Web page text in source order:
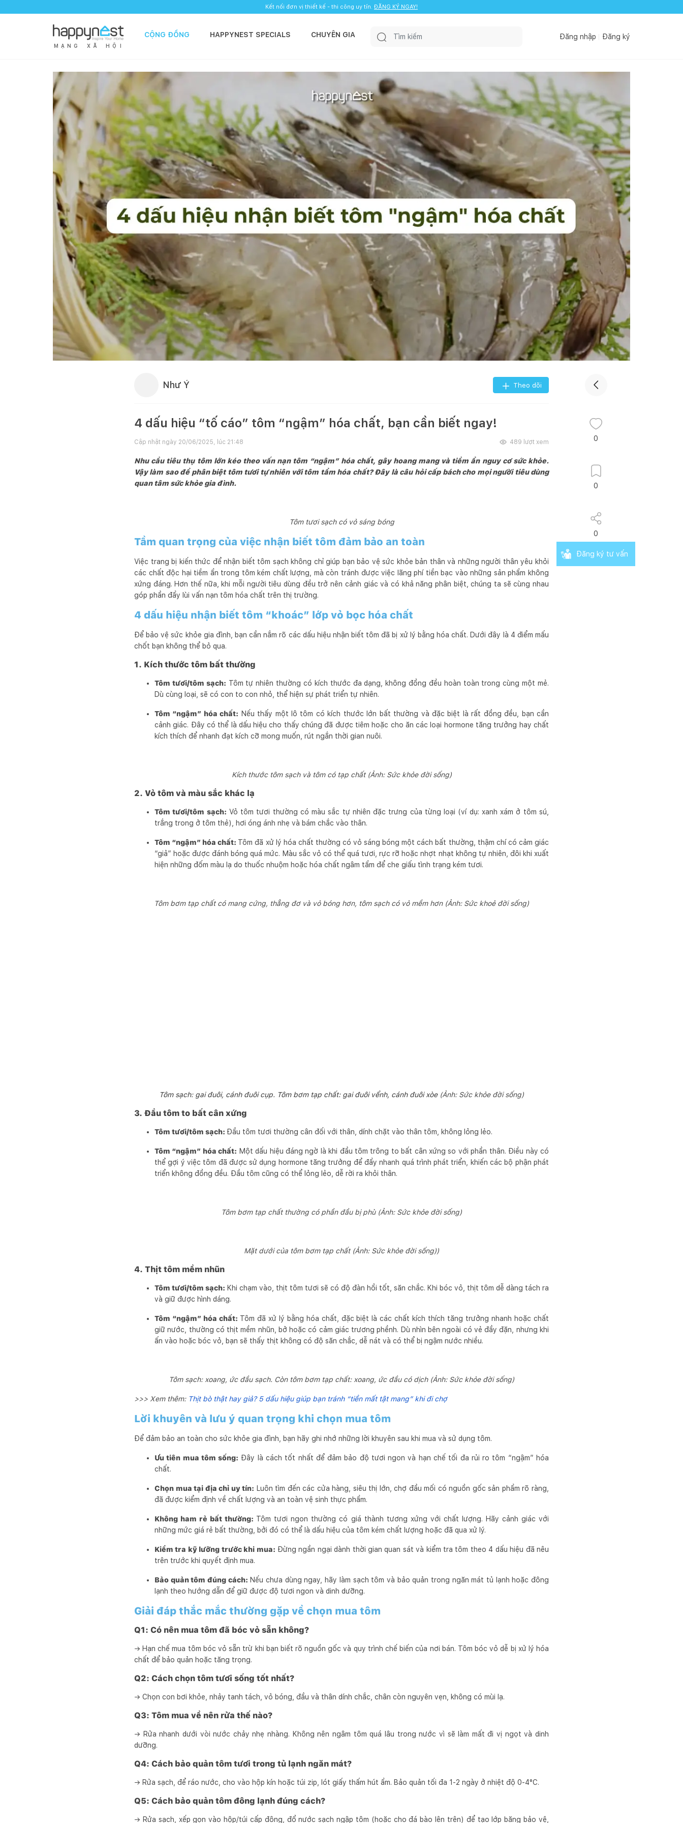
Kết nối đơn vị thiết kế - thi công uy tín. ĐĂNG KÝ NGAY!
M Ạ N G X Ã H Ộ I
CỘNG ĐỒNG HAPPYNEST SPECIALS CHUYÊN GIA Đăng nhập Đăng ký
Như Ý Theo dõi
4 dấu hiệu “tố cáo” tôm “ngậm” hóa chất, bạn cần biết ngay!
Cập nhật ngày 20/06/2025, lúc 21:48 489 lượt xem
Nhu cầu tiêu thụ tôm lớn kéo theo vấn nạn tôm “ngậm” hóa chất, gây hoang mang và tiềm ẩn nguy cơ sức khỏe.
Vậy làm sao để phân biệt tôm tươi tự nhiên với tôm tẩm hóa chất? Đây là câu hỏi cấp bách cho mọi người tiêu dùng
quan tâm sức khỏe gia đình.
Tôm tươi sạch có vỏ sáng bóng
Tầm quan trọng của việc nhận biết tôm đảm bảo an toàn
Việc trang bị kiến thức để nhận biết tôm sạch không chỉ giúp bạn bảo vệ sức khỏe bản thân và những người thân yêu khỏi
các chất độc hại tiềm ẩn trong tôm kém chất lượng, mà còn tránh được việc lãng phí tiền bạc vào những sản phẩm không
xứng đáng. Hơn thế nữa, khi mỗi người tiêu dùng đều trở nên cảnh giác và có khả năng phân biệt, chúng ta sẽ cùng nhau
góp phần đẩy lùi vấn nạn tôm hóa chất trên thị trường.
4 dấu hiệu nhận biết tôm “khoác” lớp vỏ bọc hóa chất
Để bảo vệ sức khỏe gia đình, bạn cần nắm rõ các dấu hiệu nhận biết tôm đã bị xử lý bằng hóa chất. Dưới đây là 4 điểm mấu
chốt bạn không thể bỏ qua.
1. Kích thước tôm bất thường
Tôm tươi/tôm sạch: Tôm tự nhiên thường có kích thước đa dạng, không đồng đều hoàn toàn trong cùng một mẻ.
Dù cùng loại, sẽ có con to con nhỏ, thể hiện sự phát triển tự nhiên.
Tôm “ngậm” hóa chất: Nếu thấy một lô tôm có kích thước lớn bất thường và đặc biệt là rất đồng đều, bạn cần
cảnh giác. Đây có thể là dấu hiệu cho thấy chúng đã được tiêm hoặc cho ăn các loại hormone tăng trưởng hay chất
kích thích để nhanh đạt kích cỡ mong muốn, rút ngắn thời gian nuôi.
Kích thước tôm sạch và tôm có tạp chất (Ảnh: Sức khỏe đời sống)
2. Vỏ tôm và màu sắc khác lạ
Tôm tươi/tôm sạch: Vỏ tôm tươi thường có màu sắc tự nhiên đặc trưng của từng loại (ví dụ: xanh xám ở tôm sú,
trắng trong ở tôm thẻ), hơi óng ánh nhẹ và bám chắc vào thân.
Tôm “ngậm” hóa chất: Tôm đã xử lý hóa chất thường có vỏ sáng bóng một cách bất thường, thậm chí có cảm giác
“giả” hoặc được đánh bóng quá mức. Màu sắc vỏ có thể quá tươi, rực rỡ hoặc nhợt nhạt không tự nhiên, đôi khi xuất
hiện những đốm màu lạ do thuốc nhuộm hoặc hóa chất ngâm tẩm để che giấu tình trạng kém tươi.
Tôm bơm tạp chất có mang cứng, thẳng đơ và vỏ bóng hơn, tôm sạch có vỏ mềm hơn (Ảnh: Sức khoẻ đời sống)
Tôm sạch: gai đuôi, cánh đuôi cụp. Tôm bơm tạp chất: gai đuôi vểnh, cánh đuôi xòe (Ảnh: Sức khỏe đời sống)
3. Đầu tôm to bất cân xứng
Tôm tươi/tôm sạch: Đầu tôm tươi thường cân đối với thân, dính chặt vào thân tôm, không lỏng lẻo.
Tôm “ngậm” hóa chất: Một dấu hiệu đáng ngờ là khi đầu tôm trông to bất cân xứng so với phần thân. Điều này có
thể gợi ý việc tôm đã được sử dụng hormone tăng trưởng để đẩy nhanh quá trình phát triển, khiến các bộ phận phát
triển không đồng đều. Đầu tôm cũng có thể lỏng lẻo, dễ rời ra khỏi thân.
Tôm bơm tạp chất thường có phần đầu bị phù (Ảnh: Sức khỏe đời sống)
Mặt dưới của tôm bơm tạp chất (Ảnh: Sức khỏe đời sống))
4. Thịt tôm mềm nhũn
Tôm tươi/tôm sạch: Khi chạm vào, thịt tôm tươi sẽ có độ đàn hồi tốt, săn chắc. Khi bóc vỏ, thịt tôm dễ dàng tách ra
và giữ được hình dáng.
Tôm “ngậm” hóa chất: Tôm đã xử lý bằng hóa chất, đặc biệt là các chất kích thích tăng trưởng nhanh hoặc chất
giữ nước, thường có thịt mềm nhũn, bở hoặc có cảm giác trương phềnh. Dù nhìn bên ngoài có vẻ đầy đặn, nhưng khi
ấn vào hoặc bóc vỏ, bạn sẽ thấy thịt không có độ săn chắc, dễ nát và có thể bị ngậm nước nhiều.
Tôm sạch: xoang, ức đầu sạch. Còn tôm bơm tạp chất: xoang, ức đầu có dịch (Ảnh: Sức khỏe đời sống)
>>> Xem thêm: Thịt bò thật hay giả? 5 dấu hiệu giúp bạn tránh “tiền mất tật mang” khi đi chợ
Lời khuyên và lưu ý quan trọng khi chọn mua tôm
Để đảm bảo an toàn cho sức khỏe gia đình, bạn hãy ghi nhớ những lời khuyên sau khi mua và sử dụng tôm.
Ưu tiên mua tôm sống: Đây là cách tốt nhất để đảm bảo độ tươi ngon và hạn chế tối đa rủi ro tôm “ngậm” hóa
chất.
Chọn mua tại địa chỉ uy tín: Luôn tìm đến các cửa hàng, siêu thị lớn, chợ đầu mối có nguồn gốc sản phẩm rõ ràng,
đã được kiểm định về chất lượng và an toàn vệ sinh thực phẩm.
Không ham rẻ bất thường: Tôm tươi ngon thường có giá thành tương xứng với chất lượng. Hãy cảnh giác với
những mức giá rẻ bất thường, bởi đó có thể là dấu hiệu của tôm kém chất lượng hoặc đã qua xử lý.
Kiểm tra kỹ lưỡng trước khi mua: Đừng ngần ngại dành thời gian quan sát và kiểm tra tôm theo 4 dấu hiệu đã nêu
trên trước khi quyết định mua.
Bảo quản tôm đúng cách: Nếu chưa dùng ngay, hãy làm sạch tôm và bảo quản trong ngăn mát tủ lạnh hoặc đông
lạnh theo hướng dẫn để giữ được độ tươi ngon và dinh dưỡng.
Giải đáp thắc mắc thường gặp về chọn mua tôm
Q1: Có nên mua tôm đã bóc vỏ sẵn không?
→ Hạn chế mua tôm bóc vỏ sẵn trừ khi bạn biết rõ nguồn gốc và quy trình chế biến của nơi bán. Tôm bóc vỏ dễ bị xử lý hóa
chất để bảo quản hoặc tăng trọng.
Q2: Cách chọn tôm tươi sống tốt nhất?
→ Chọn con bơi khỏe, nhảy tanh tách, vỏ bóng, đầu và thân dính chắc, chân còn nguyên vẹn, không có mùi lạ.
Q3: Tôm mua về nên rửa thế nào?
→ Rửa nhanh dưới vòi nước chảy nhẹ nhàng. Không nên ngâm tôm quá lâu trong nước vì sẽ làm mất đi vị ngọt và dinh
dưỡng.
Q4: Cách bảo quản tôm tươi trong tủ lạnh ngăn mát?
→ Rửa sạch, để ráo nước, cho vào hộp kín hoặc túi zip, lót giấy thấm hút ẩm. Bảo quản tối đa 1-2 ngày ở nhiệt độ 0-4°C.
Q5: Cách bảo quản tôm đông lạnh đúng cách?
→ Rửa sạch, xếp gọn vào hộp/túi cấp đông, đổ nước sạch ngập tôm (hoặc cho đá bào lên trên) để tạo lớp băng bảo vệ,
0
0
0
Đăng ký tư vấn